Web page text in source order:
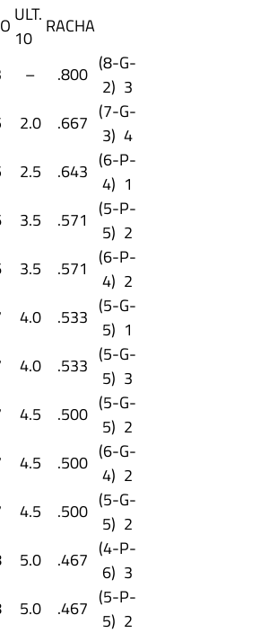
ULT.
10
RACHA
– .800 (8-
2)
G-
3
2.0 .667 (7-
3)
G-
4
2.5 .643 (6-
4)
P-
1
3.5 .571 (5-
5)
P-
2
3.5 .571 (6-
4)
P-
2
4.0 .533 (5-
5)
G-
1
4.0 .533 (5-
5)
G-
3
4.5 .500 (5-
5)
G-
2
4.5 .500 (6-
4)
G-
2
4.5 .500 (5-
5)
G-
2
5.0 .467 (4-
6)
P-
3
5.0 .467 (5-
5)
P-
2